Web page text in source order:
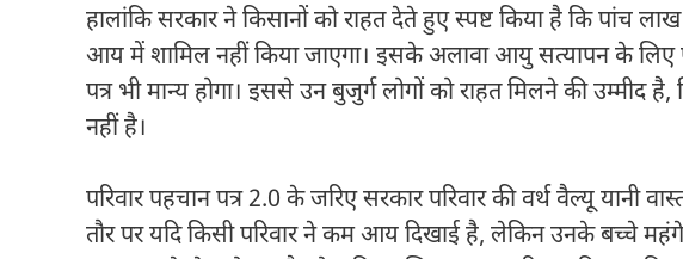
हालांकि सरकार ने किसानों को राहत देते हुए स्पष्ट किया है कि पांच
आय में शामिल नहीं किया जाएगा। इसके अलावा आयु सत्यापन के लिए
पत्र भी मान्य होगा। इससे उन बुजुर्ग लोगों को राहत मिलने की उम्मीद
नहीं है।
परिवार पहचान पत्र 2.0 के जरिए सरकार परिवार की वर्थ वैल्यू यानी
तौर पर यदि किसी परिवार ने कम आय दिखाई है, लेकिन उनके बच्चे